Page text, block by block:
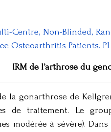
Centre, Non-Blinded,
Patients.
IRM de l’arthrose du
la gonarthrose de
de traitement. Le
modérée à sévère). Dans